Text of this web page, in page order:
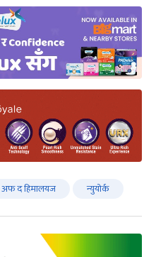
अफ द हिमालयज न्युयोर्क